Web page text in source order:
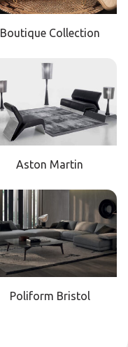
Boutique Collection
Aston Martin
Poliform Bristol